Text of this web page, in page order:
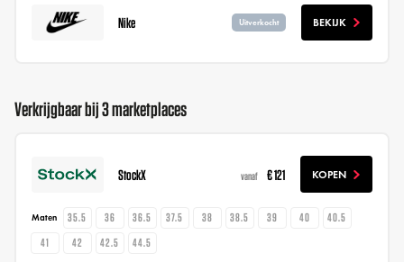
Nike Uitverkocht BEKIJK
Verkrijgbaar bij 3 marketplaces
StockX vanaf € 121 KOPEN
Maten 35.5 36 36.5 37.5 38 38.5 39 40
40.5
41
42 42.5 44.5